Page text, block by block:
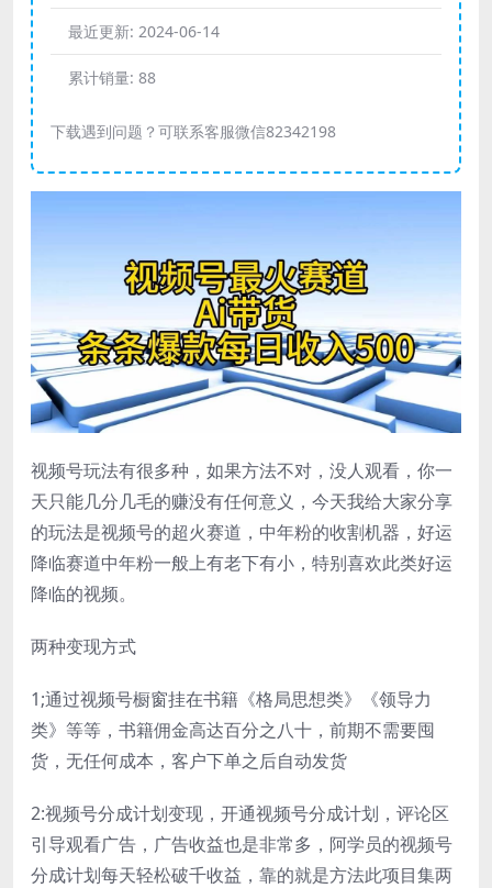
最近更新: 2024-06-14
累计销量: 88
下载遇到问题？可联系客服微信82342198
视频号玩法有很多种，如果方法不对，没人观看，你一
天只能几分几毛的赚没有任何意义，今天我给大家分享
的玩法是视频号的超火赛道，中年粉的收割机器，好运
降临赛道中年粉一般上有老下有小，特别喜欢此类好运
降临的视频。
两种变现方式
1;通过视频号橱窗挂在书籍《格局思想类》《领导力
类》等等，书籍佣金高达百分之八十，前期不需要囤
货，无任何成本，客户下单之后自动发货
2:视频号分成计划变现，开通视频号分成计划，评论区
引导观看广告，广告收益也是非常多，阿学员的视频号
分成计划每天轻松破千收益，靠的就是方法此项目集两